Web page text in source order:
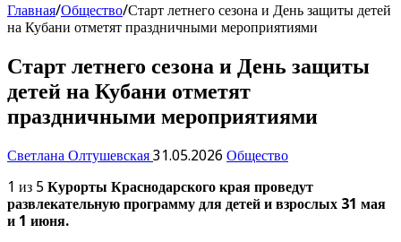
Главная/Общество/Старт летнего сезона и День защиты детей
на Кубани отметят праздничными мероприятиями
Старт летнего сезона и День защиты
детей на Кубани отметят
праздничными мероприятиями
Светлана Олтушевская 31.05.2026 Общество
1 из 5 Курорты Краснодарского края проведут
развлекательную программу для детей и взрослых 31 мая
и 1 июня.